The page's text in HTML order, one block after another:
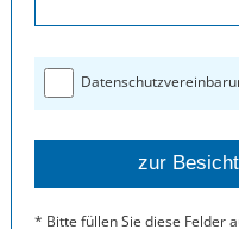
* Bitte füllen Sie diese Felder